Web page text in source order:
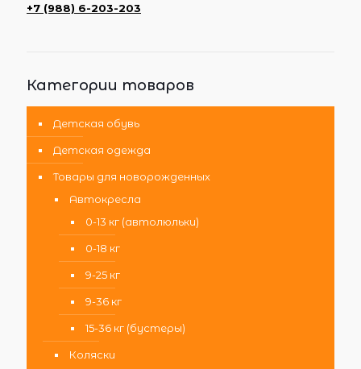
+7 (988) 6-203-203
Категории товаров
Детская обувь
Детская одежда
Товары для новорожденных
Автокресла
0-13 кг (автолюльки)
0-18 кг
9-25 кг
9-36 кг
15-36 кг (бустеры)
Коляски